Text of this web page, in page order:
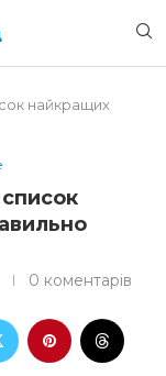
найкращих
0 коментарів